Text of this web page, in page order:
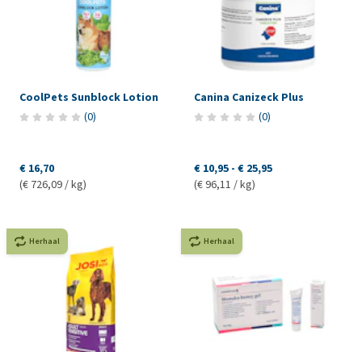
CoolPets Sunblock Lotion
(0)
€ 16,70
(€ 726,09 / kg)
Canina Canizeck Plus
(0)
€ 10,95 - € 25,95
(€ 96,11 / kg)
Herhaal Herhaal